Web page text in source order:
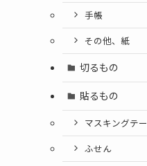
手帳
その他、紙
切るもの
貼るもの
マスキングテ
ふせん